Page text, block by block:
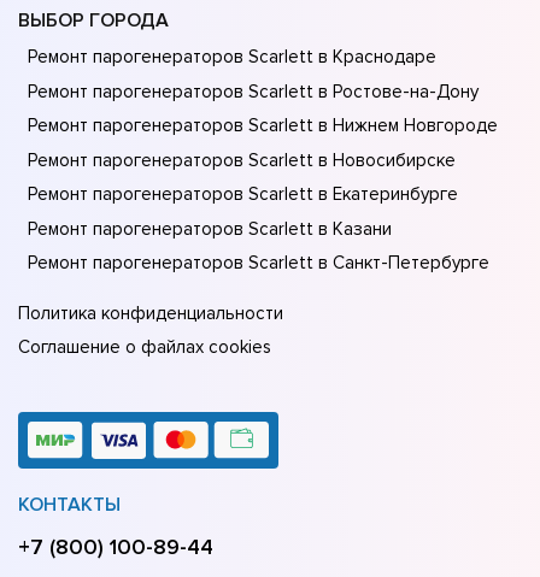
ВЫБОР ГОРОДА
Ремонт парогенераторов Scarlett в Краснодаре
Ремонт парогенераторов Scarlett в Ростове-на-Донy
Ремонт парогенераторов Scarlett в Нижнем Новгороде
Ремонт парогенераторов Scarlett в Новосибирске
Ремонт парогенераторов Scarlett в Екатеринбурге
Ремонт парогенераторов Scarlett в Казани
Ремонт парогенераторов Scarlett в Санкт-Петербурге
Политика конфиденциальности
Соглашение о файлах cookies
КОНТАКТЫ
+7 (800) 100-89-44